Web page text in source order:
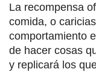
La recompensa
comida, o
comportamiento
de hacer cosas
y replicará los